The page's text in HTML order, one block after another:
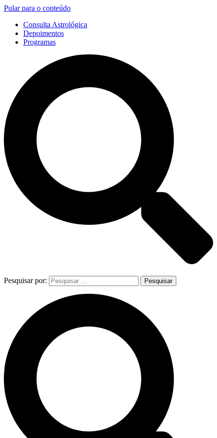
Pular para o conteúdo
Consulta Astrológica
Depoimentos
Programas
Pesquisar por: